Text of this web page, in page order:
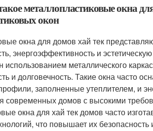
металлопластиковые окна
окон
окна для домов хай тек
энергоэффективность и
использованием металлического
и долговечность. Такие окна часто
заполненные утеплителем, и
современных домов с высокими
окна для хай тек домов часто
что повышает их безопасность